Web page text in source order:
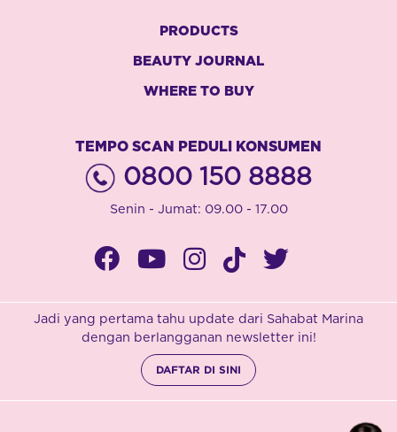
PRODUCTS
BEAUTY JOURNAL
WHERE TO BUY
TEMPO SCAN PEDULI KONSUMEN
0800 150 8888
Senin - Jumat: 09.00 - 17.00
Jadi yang pertama tahu update dari Sahabat Marina
dengan berlangganan newsletter ini!
DAFTAR DI SINI